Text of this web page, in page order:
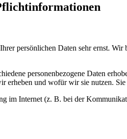
persönlichen Daten sehr ernst.
personenbezogene Daten
erheben und wofür wir sie nutzen.
im Internet (z. B. bei der